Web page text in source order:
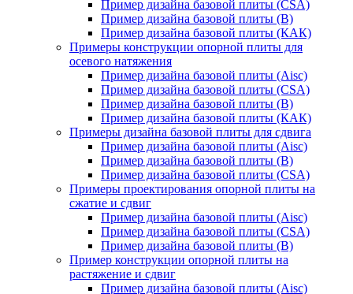
Пример дизайна базовой плиты (CSA)
Пример дизайна базовой плиты (В)
Пример дизайна базовой плиты (КАК)
Примеры конструкции опорной плиты для
осевого натяжения
Пример дизайна базовой плиты (Aisc)
Пример дизайна базовой плиты (CSA)
Пример дизайна базовой плиты (В)
Пример дизайна базовой плиты (КАК)
Примеры дизайна базовой плиты для сдвига
Пример дизайна базовой плиты (Aisc)
Пример дизайна базовой плиты (В)
Пример дизайна базовой плиты (CSA)
Примеры проектирования опорной плиты на
сжатие и сдвиг
Пример дизайна базовой плиты (Aisc)
Пример дизайна базовой плиты (CSA)
Пример дизайна базовой плиты (В)
Пример конструкции опорной плиты на
растяжение и сдвиг
Пример дизайна базовой плиты (Aisc)